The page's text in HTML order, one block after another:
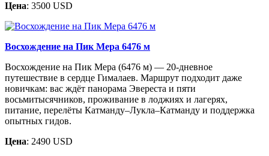
Цена: 3500 USD
Восхождение на Пик Мера 6476 м
Восхождение на Пик Мера (6476 м) — 20-дневное
путешествие в сердце Гималаев. Маршрут подходит даже
новичкам: вас ждёт панорама Эвереста и пяти
восьмитысячников, проживание в лоджиях и лагерях,
питание, перелёты Катманду–Лукла–Катманду и поддержка
опытных гидов.
Цена: 2490 USD